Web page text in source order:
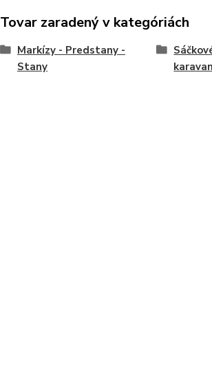
Tovar zaradený v kategóriách
Markízy - Predstany -
Stany